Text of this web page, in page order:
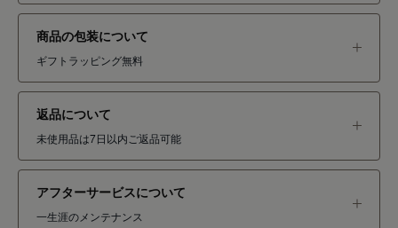
商品の包装について
ギフトラッピング無料
返品について
未使用品は7日以内ご返品可能
アフターサービスについて
一生涯のメンテナンス